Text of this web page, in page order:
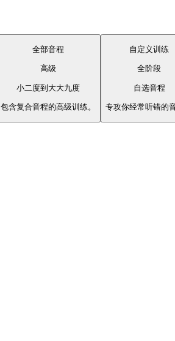
全部音程
高级
小二度到大大九度
包含复合音程的高级训练。
自定义训练
全阶段
自选音程
专攻你经常听错的